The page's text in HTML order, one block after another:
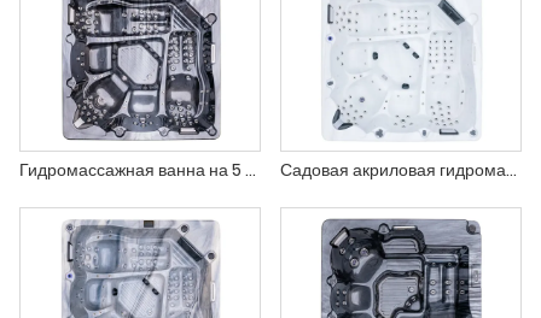
Гидромассажная ванна на 5 человек с гидромассажными форсунками и подсветкой с изменяющимся цветом. Садовая акриловая гидромассажная ванна с подогревом и регулируемыми форсунками.